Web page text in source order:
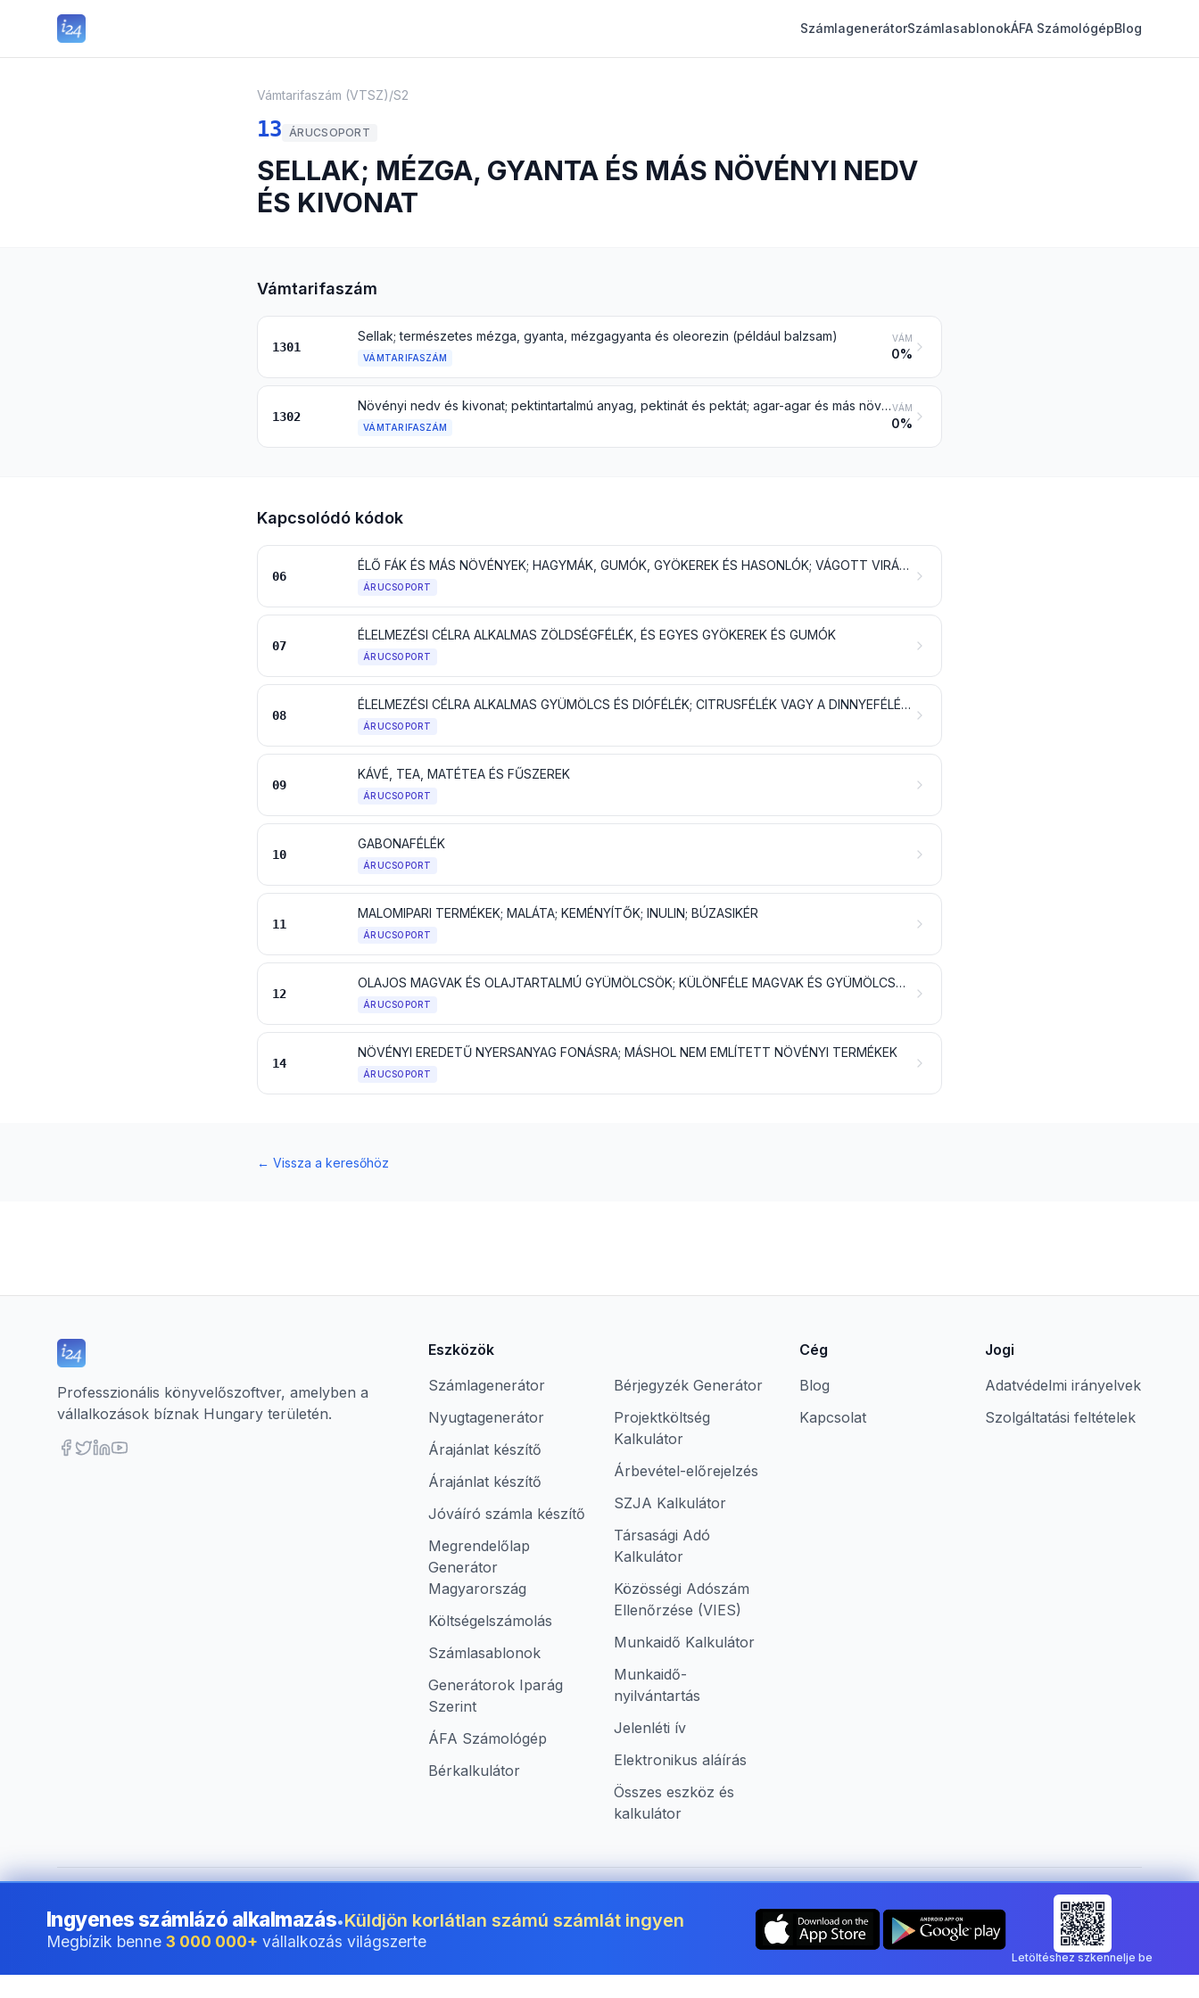
SzámlagenerátorSzámlasablonokÁFA SzámológépBlog
Vámtarifaszám (VTSZ)/S2
13 ÁRUCSOPORT
SELLAK; MÉZGA, GYANTA ÉS MÁS NÖVÉNYI NEDV
ÉS KIVONAT
Vámtarifaszám
1301
Sellak; természetes mézga, gyanta, mézgagyanta és oleorezin (például balzsam)
VÁMTARIFASZÁM
VÁM
0%
1302
Növényi nedv és kivonat; pektintartalmú anyag, pektinát és pektát; agar-agar és más növényi anyagból nyert nyálka és dúsító modifikálva (átalakítva) is
VÁMTARIFASZÁM
VÁM
0%
Kapcsolódó kódok
06
ÉLŐ FÁK ÉS MÁS NÖVÉNYEK; HAGYMÁK, GUMÓK, GYÖKEREK ÉS HASONLÓK; VÁGOTT VIRÁGOK ÉS DÍSZÍTŐLOMBOZAT
ÁRUCSOPORT
07
ÉLELMEZÉSI CÉLRA ALKALMAS ZÖLDSÉGFÉLÉK, ÉS EGYES GYÖKEREK ÉS GUMÓK
ÁRUCSOPORT
08
ÉLELMEZÉSI CÉLRA ALKALMAS GYÜMÖLCS ÉS DIÓFÉLÉK; CITRUSFÉLÉK VAGY A DINNYEFÉLÉK HÉJA
ÁRUCSOPORT
09
KÁVÉ, TEA, MATÉTEA ÉS FŰSZEREK
ÁRUCSOPORT
10
GABONAFÉLÉK
ÁRUCSOPORT
11
MALOMIPARI TERMÉKEK; MALÁTA; KEMÉNYÍTŐK; INULIN; BÚZASIKÉR
ÁRUCSOPORT
12
OLAJOS MAGVAK ÉS OLAJTARTALMÚ GYÜMÖLCSÖK; KÜLÖNFÉLE MAGVAK ÉS GYÜMÖLCSÖK; IPARI VAGY GYÓGYNÖVÉNYEK; SZALMA ÉS TAKARMÁNY
ÁRUCSOPORT
14
NÖVÉNYI EREDETŰ NYERSANYAG FONÁSRA; MÁSHOL NEM EMLÍTETT NÖVÉNYI TERMÉKEK
ÁRUCSOPORT
← Vissza a keresőhöz
Professzionális könyvelőszoftver, amelyben a
vállalkozások bíznak Hungary területén.
Eszközök
Számlagenerátor
Nyugtagenerátor
Árajánlat készítő
Árajánlat készítő
Jóváíró számla készítő
Megrendelőlap
Generátor
Magyarország
Költségelszámolás
Számlasablonok
Generátorok Iparág
Szerint
ÁFA Számológép
Bérkalkulátor
Bérjegyzék Generátor
Projektköltség
Kalkulátor
Árbevétel-előrejelzés
SZJA Kalkulátor
Társasági Adó
Kalkulátor
Közösségi Adószám
Ellenőrzése (VIES)
Munkaidő Kalkulátor
Munkaidő-
nyilvántartás
Jelenléti ív
Elektronikus aláírás
Összes eszköz és
kalkulátor
Cég
Blog
Kapcsolat
Jogi
Adatvédelmi irányelvek
Szolgáltatási feltételek
©2026i24 Limited. All rights reserved.•Vállalkozások számára Hungary területén Ország módosítása: Hungary
Ingyenes számlázó alkalmazás•Küldjön korlátlan számú számlát ingyen
Megbízik benne 3 000 000+ vállalkozás világszerte
Letöltéshez szkennelje be